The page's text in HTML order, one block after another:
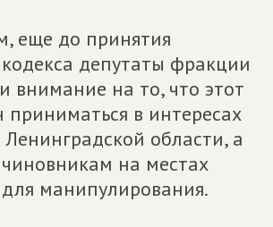
еще до принятия
депутаты фракции
внимание на то, что этот
приниматься в интересах
Ленинградской области, а
чиновникам на местах
манипулирования.